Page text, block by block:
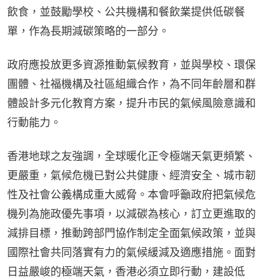
飲食，並鼓勵學校、公共機構和餐飲業提供低碳餐
單，作為長期減碳策略的一部分。
政府應投放更多資源推動氣候教育，並與學校、環保
團體、社福機構及社區組織合作，為不同年齡層和群
體設計多元化教育方案，提升市民的氣候風險意識和
行動能力。
香港地球之友強調，全球暖化正令極端天氣更頻繁、
更嚴重，氣候危機已對公共健康、經濟安全、城市韌
性及社會公義構成重大威脅。本會呼籲政府把氣候危
機列為施政優先事項，以減碳為核心，訂立更進取的
減排目標，推動跨部門協作制定全面氣候政策，並與
國際社會共同落實有力的氣候緩減及適應措施。面對
日益嚴峻的極端天氣，香港必須立即行動，建設低